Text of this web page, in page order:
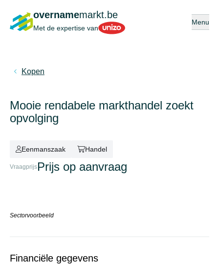
overnamemarkt.be
Met de expertise vanUnizo
Open of
Menu
Kopen
Mooie rendabele markthandel zoekt
opvolging
Eenmanszaak Handel
VraagprijsPrijs op aanvraag
Sectorvoorbeeld
Financiële gegevens